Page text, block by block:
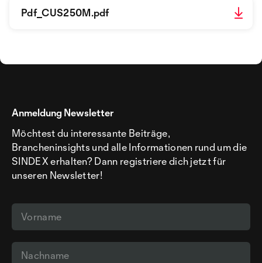
Pdf_CUS250M.pdf
Anmeldung Newsletter
Möchtest du interessante Beiträge,
Brancheninsights und alle Informationen rund um die
SINDEX erhalten? Dann registriere dich jetzt für
unseren Newsletter!